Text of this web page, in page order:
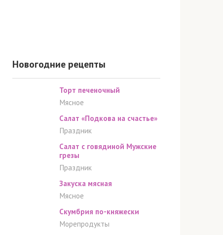
Новогодние рецепты
Торт печеночный
Мясное
Салат «Подкова на счастье»
Праздник
Салат с говядиной Мужские
грезы
Праздник
Закуска мясная
Мясное
Скумбрия по-княжески
Морепродукты